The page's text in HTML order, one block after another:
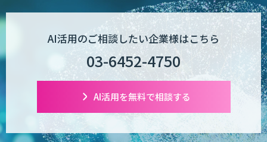
Explaza 生成AI Partner | AX
Wanderlust RAG コンシェルジュ
AI活用のご相談したい企業様はこちら
03-6452-4750
AI活用を無料で相談する